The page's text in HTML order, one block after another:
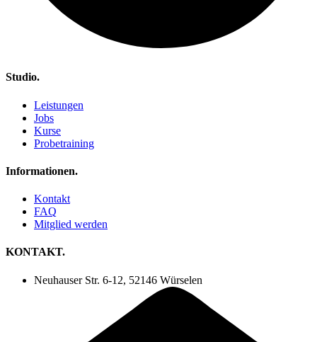
Studio.
Leistungen
Jobs
Kurse
Probetraining
Informationen.
Kontakt
FAQ
Mitglied werden
KONTAKT.
Neuhauser Str. 6-12, 52146 Würselen